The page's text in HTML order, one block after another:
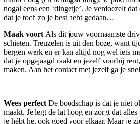
nogal eens een ‘dingetje’. Je verdoezelt
dat je toch zo je best hebt gedaan…
Maak voort Als dit jouw voornaamste
schieten. Treuzelen is uit den boze, want
bergen werk en er kan altijd nog wel iets
dat je opgejaagd raakt en jezelf voorbij
maken. Aan het contact met jezelf ga je
Wees perfect De boodschap is dat je niet
maakt. Je legt de lat hoog en zorgt dat
je hébt het ook goed voor elkaar. Maar je